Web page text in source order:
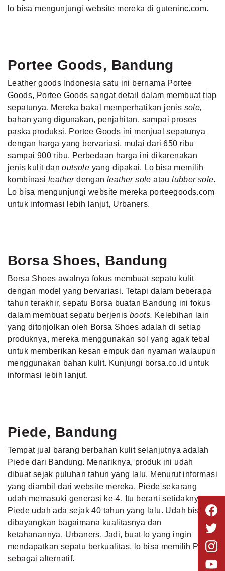
lo bisa mengunjungi website mereka di guteninc.com.
Portee Goods, Bandung
Leather goods Indonesia satu ini bernama Portee
Goods, Portee Goods sangat detail dalam membuat tiap
sepatunya. Mereka bakal memperhatikan jenis sole,
bahan yang digunakan, penjahitan, sampai proses
paska produksi. Portee Goods ini menjual sepatunya
dengan harga yang bervariasi, mulai dari 650 ribu
sampai 900 ribu. Perbedaan harga ini dikarenakan
jenis kulit danoutsole yang dipakai. Lo bisa memilih
kombinasileatherdenganleather soleataulubber sole.
Lo bisa mengunjungi website mereka porteegoods.com
untuk informasi lebih lanjut, Urbaners.
Borsa Shoes, Bandung
Borsa Shoes awalnya fokus membuat sepatu kulit
dengan model yang bervariasi. Tetapi dalam beberapa
tahun terakhir, sepatu Borsa buatan Bandung ini fokus
dalam membuat sepatu berjenis boots. Kelebihan lain
yang ditonjolkan oleh Borsa Shoes adalah di setiap
produknya, mereka menggunakan sol yang agak tebal
untuk memberikan kesan empuk dan nyaman walaupun
menggunakan bahan kulit. Kunjungi borsa.co.id untuk
informasi lebih lanjut.
Piede, Bandung
Tempat jual barang berbahan kulit selanjutnya adalah
Piede dari Bandung. Menariknya, produk ini udah
dibuat sejak puluhan tahun yang lalu. Menurut informasi
yang diambil dari website mereka, Piede sekarang
udah memasuki generasi ke-4. Itu berarti setidaknya
Piede udah ada sejak 40 tahun yang lalu. Udah bisa
dibayangkan bagaimana kualitasnya dan
ketahanannya, Urbaners. Jadi, buat lo yang ingin
mendapatkan sepatu berkualitas, lo bisa memilih Piede
sebagai alternatif.